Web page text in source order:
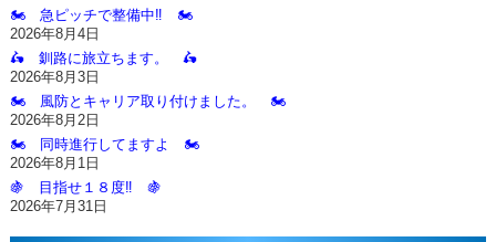
🏍️ 急ピッチで整備中‼️ 🏍️
2026年8月4日
🛵 釧路に旅立ちます。 🛵
2026年8月3日
🏍️ 風防とキャリア取り付けました。 🏍️
2026年8月2日
🏍️ 同時進行してますよ 🏍️
2026年8月1日
🍇 目指せ１８度‼️ 🍇
2026年7月31日